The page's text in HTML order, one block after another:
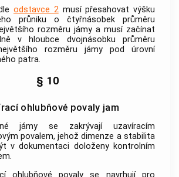
odstavce 2musí přesahovat výšku
průniku o čtyřnásobek průměru
rozměru jámy a musí začínat
v hloubce dvojnásobku průměru
rozměru jámy pod úrovní
patra.
§ 10
ohlubňové povaly jam
jámy se zakrývají uzavíracím
povalem, jehož dimenze a stabilita
v dokumentaci doloženy kontrolním